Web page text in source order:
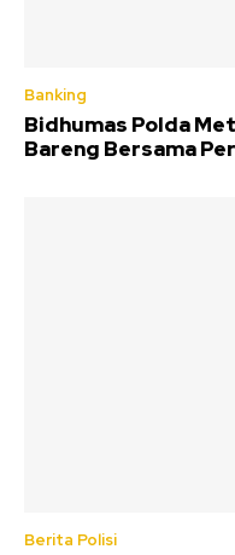
Banking
Bidhumas Polda
Bareng Bersama
Berita Polisi